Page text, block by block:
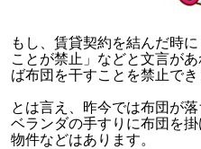
もし、賃貸契約を結んだ時
ことが禁止」などと文言が
ば布団を干すことを禁止でき
とは言え、昨今では布団が
ベランダの手すりに布団を
物件などはあります。